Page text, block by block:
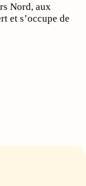
Nord, aux
et s’occupe de